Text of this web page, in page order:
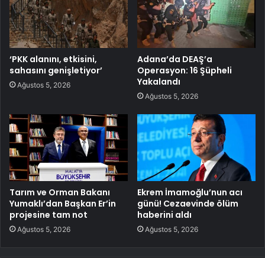
‘PKK alanını, etkisini,
sahasını genişletiyor’
Ağustos 5, 2026
Adana’da DEAŞ’a
Operasyon: 16 Şüpheli
Yakalandı
Ağustos 5, 2026
Tarım ve Orman Bakanı
Yumaklı’dan Başkan Er’in
projesine tam not
Ağustos 5, 2026
Ekrem İmamoğlu’nun acı
günü! Cezaevinde ölüm
haberini aldı
Ağustos 5, 2026